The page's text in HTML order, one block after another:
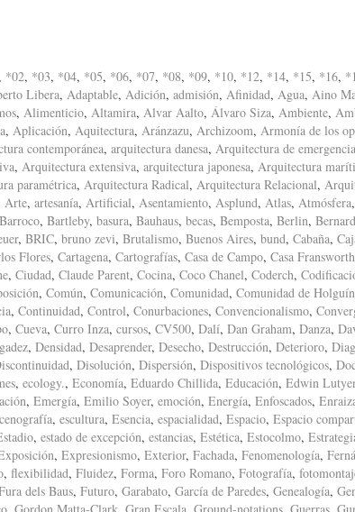
, *02, *03, *04, *05, *06, *07, *08, *09, *10, *12, *14, *15, *16,
Libera, Adaptable, Adición, admisión, Afinidad, Agua, Aino
, Alimenticio, Altamira, Alvar Aalto, Álvaro Siza, Ambiente,
, Aplicación, Aquitectura, Aránzazu, Archizoom, Armonía de los
contemporánea, arquitectura danesa, Arquitectura de emergencia
, Arquitectura extensiva, arquitectura japonesa, Arquitectura
paramétrica, Arquitectura Radical, Arquitectura Relacional,
Arte, artesanía, Artificial, Asentamiento, Asplund, Atlas, Atmósfera,
Barroco, Bartleby, basura, Bauhaus, becas, Bemposta, Berlin,
, BRIC, bruno zevi, Brutalismo, Buenos Aires, bund, Cabaña,
Flores, Cartagena, Cartografías, Casa de Campo, Casa Fransworth
, Ciudad, Claude Parent, Cocina, Coco Chanel, Coderch,
, Común, Comunicación, Comunidad, Comunidad de Holguín
, Continuidad, Control, Conurbaciones, Convencionalismo,
, Cueva, Curro Inza, cursos, CV500, Dalí, Dan Graham, Danza,
, Densidad, Desaprender, Desecho, Destrucción, Deterioro,
, Disolución, Dispersión, Dispositivos tecnológicos,
, ecology., Economía, Eduardo Chillida, Educación, Edwin
, Emergía, Emilio Soyer, emoción, Energía, Enfoscados,
, escultura, Esencia, espacialidad, Espacio, Espacio
, estado de excepción, estancias, Estética, Estocolmo,
, Expresionismo, Exterior, Fachada, Fenomenología,
, flexibilidad, Fluidez, Forma, Foro Romano, Fotografía,
dels Baus, Futuro, Garabato, García de Paredes, Genealogía,